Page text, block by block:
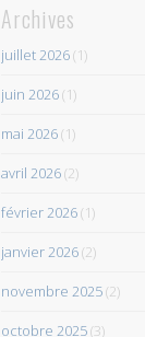
Archives
juillet 2026(1)
juin 2026(1)
mai 2026(1)
avril 2026(2)
février 2026(1)
janvier 2026(2)
novembre 2025(2)
octobre 2025(3)